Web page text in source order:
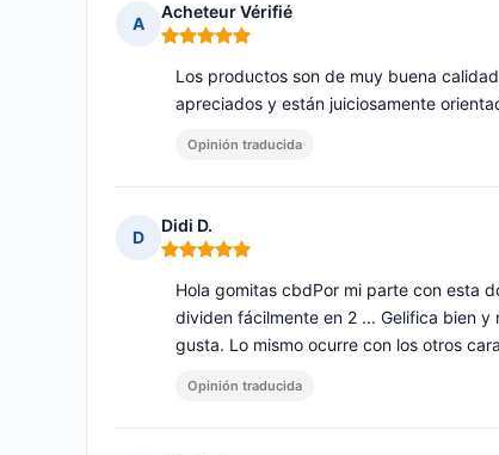
A
Acheteur Vérifié
Nota: 5 de 5
Los productos son de muy buena
apreciados y están juiciosamente
Opinión traducida
D
Didi D.
Nota: 5 de 5
Hola gomitas cbdPor mi parte con esta
dividen fácilmente en 2 ... Gelifica bien
gusta. Lo mismo ocurre con los otros
Opinión traducida